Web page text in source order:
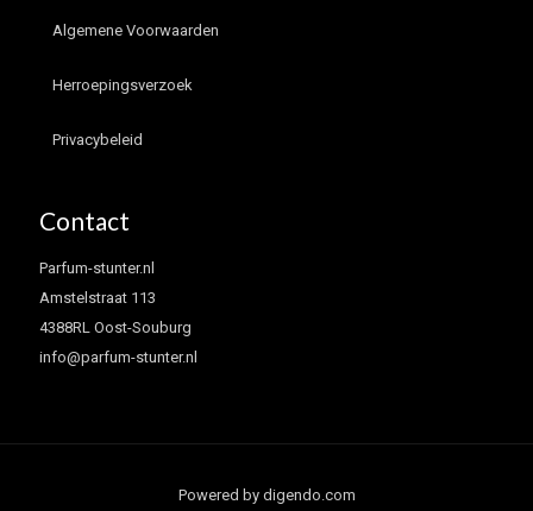
Algemene Voorwaarden
Herroepingsverzoek
Privacybeleid
Contact
Parfum-stunter.nl
Amstelstraat 113
4388RL Oost-Souburg
info@parfum-stunter.nl
Powered by digendo.com